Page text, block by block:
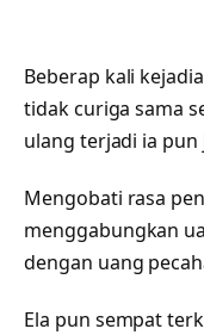
Beberap kali
tidak curiga sama
ulang terjadi ia
Mengobati rasa
menggabungkan
dengan uang
Ela pun sempat